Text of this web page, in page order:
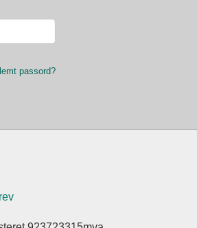
passord?